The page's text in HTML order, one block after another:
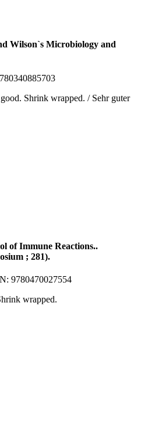
Wilson`s Microbiology and
Shrink wrapped. / Sehr guter
of Immune Reactions..
; 281).
9780470027554
wrapped.